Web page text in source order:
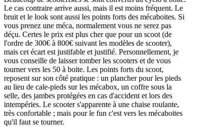
Le cas contraire arrive aussi, mais il est moins fréquent. Le
bruit et le look sont aussi les points forts des mécaboites. Si
vous prenez une méca, normalement vous ne serez pas
déçu. Certes le prix est plus cher que pour un scoot (de
l'ordre de 300€ à 800€ suivant les modèles de scooter),
mais cet écart est justifable et justifié. Personnellement, je
vous conseille de laisser tomber les scooters et de vous
tourner vers les 50 à boite. Les points forts du scoot,
reposent sur son côté pratique : un plancher pour les pieds
au lieu de cale-pieds sur les mécabox, un coffre sous la
selle, des jambes protégées en cas d'accident et lors des
intempéries. Le scooter s'apparente à une chaise roulante,
très confortable ; mais pour le fun c'est vers les mécaboites
qu'il faut se tourner.